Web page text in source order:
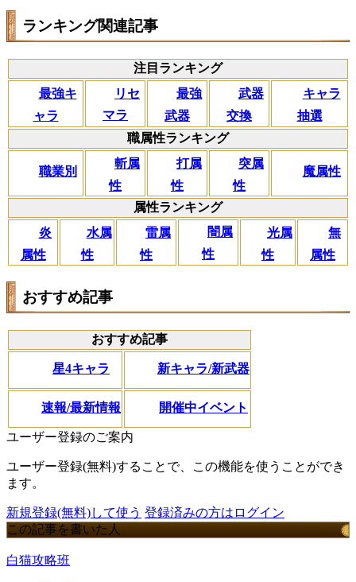
ランキング関連記事
注目ランキング
最強キ
ャラ
リセ
マラ
最強
武器
武器
交換
キャラ
抽選
職属性ランキング
職業別
斬属
性
打属
性
突属
性
魔属性
属性ランキング
炎
属性
水属
性
雷属
性
闇属
性
光属
性
無
属性
おすすめ記事
おすすめ記事
星4キャラ 新キャラ/新武器
速報/最新情報 開催中イベント
ユーザー登録のご案内
ユーザー登録(無料)することで、この機能を使うことができ
ます。
新規登録(無料)して使う 登録済みの方はログイン
この記事を書いた人
白猫攻略班